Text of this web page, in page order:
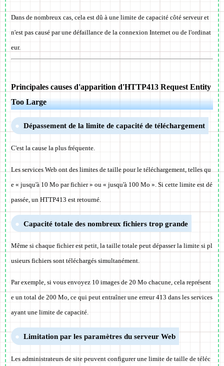
Dans de nombreux cas, cela est dû à une limite de capacité côté serveur et
n'est pas causé par une défaillance de la connexion Internet ou de l'ordinat
eur.
Principales causes d'apparition d'HTTP413 Request Entity
Too Large
Dépassement de la limite de capacité de téléchargement
C'est la cause la plus fréquente.
Les services Web ont des limites de taille pour le téléchargement, telles qu
e « jusqu'à 10 Mo par fichier » ou « jusqu'à 100 Mo ». Si cette limite est dé
passée, un HTTP413 est retourné.
Capacité totale des nombreux fichiers trop grande
Même si chaque fichier est petit, la taille totale peut dépasser la limite si pl
usieurs fichiers sont téléchargés simultanément.
Par exemple, si vous envoyez 10 images de 20 Mo chacune, cela représent
e un total de 200 Mo, ce qui peut entraîner une erreur 413 dans les services
ayant une limite de capacité.
Limitation par les paramètres du serveur Web
Les administrateurs de site peuvent configurer une limite de taille de téléc